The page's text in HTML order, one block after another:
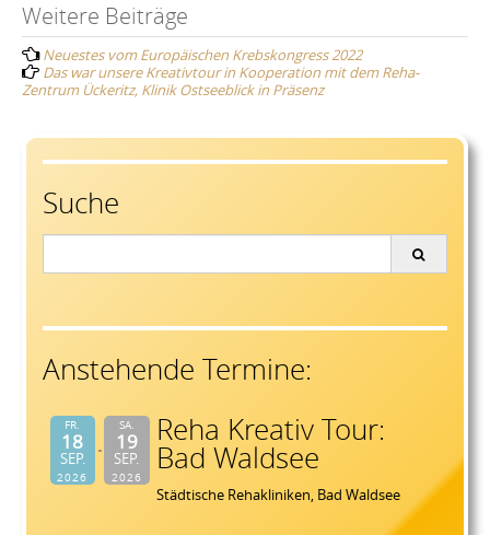
Post
navigation
Weitere Beiträge
Neuestes vom Europäischen Krebskongress 2022
Das war unsere Kreativtour in Kooperation mit dem Reha-
Zentrum Ückeritz, Klinik Ostseeblick in Präsenz
Suche
Anstehende Termine:
FR.
18
SEP.
2026
SA.
19
SEP.
2026
Reha Kreativ Tour:
Bad Waldsee
Städtische Rehakliniken, Bad Waldsee